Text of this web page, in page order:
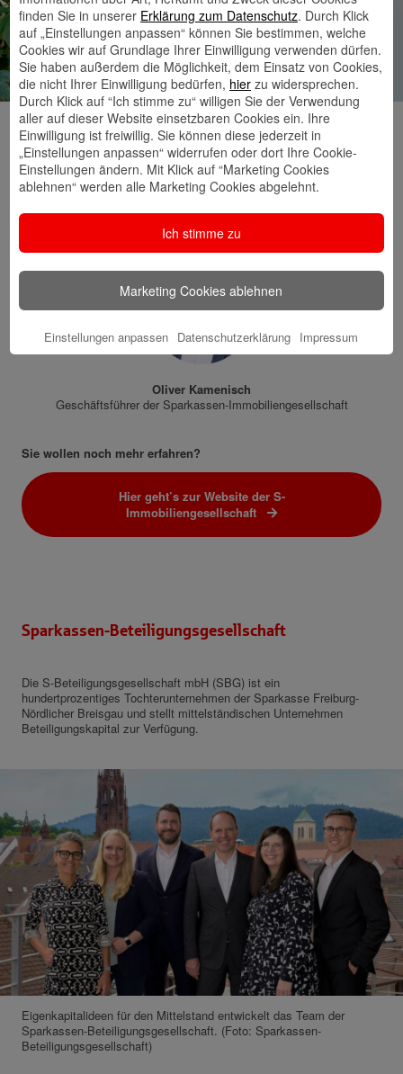
„Mit den neuen Räumlichkeiten
im Erdgeschoss sind wir für
unsere Kundinnen und Kunden
noch besser erreichbar.“
Oliver Kamenisch
Geschäftsführer der Sparkassen-Immobiliengesellschaft
Sie wollen noch mehr erfahren?
Hier geht’s zur Website der S-
Immobiliengesellschaft
Sparkassen-Beteiligungsgesellschaft
Die S-Beteiligungsgesellschaft mbH (SBG) ist ein
hundertprozentiges Tochterunternehmen der Sparkasse Freiburg-
Nördlicher Breisgau und stellt mittelständischen Unternehmen
Beteiligungskapital zur Verfügung.
Eigenkapitalideen für den Mittelstand entwickelt das Team der
Sparkassen-Beteiligungsgesellschaft. (Foto: Sparkassen-
Beteiligungsgesellschaft)
finden Sie in unserer Erklärung zum Datenschutz. Durch Klick
auf „Einstellungen anpassen“ können Sie bestimmen, welche
Cookies wir auf Grundlage Ihrer Einwilligung verwenden dürfen.
Sie haben außerdem die Möglichkeit, dem Einsatz von Cookies,
die nicht Ihrer Einwilligung bedürfen, hier zu widersprechen.
Durch Klick auf “Ich stimme zu“ willigen Sie der Verwendung
aller auf dieser Website einsetzbaren Cookies ein. Ihre
Einwilligung ist freiwillig. Sie können diese jederzeit in
„Einstellungen anpassen“ widerrufen oder dort Ihre Cookie-
Einstellungen ändern. Mit Klick auf “Marketing Cookies
ablehnen“ werden alle Marketing Cookies abgelehnt.
Ich stimme zu
Marketing Cookies ablehnen
Einstellungen anpassen Datenschutzerklärung Impressum